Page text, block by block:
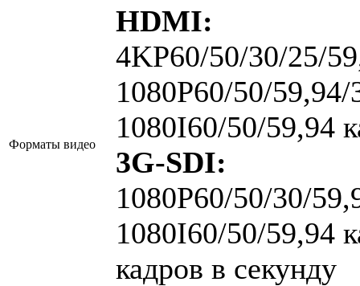
Форматы видео
HDMI:
4KP60/50/30/25/
1080P60/50/
1080I60/50/59,94
3G-SDI:
1080P60/50/30/
1080I60/50/59,94
кадров в секунду